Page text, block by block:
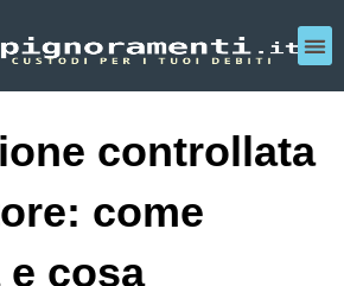
controllata
come
cosa